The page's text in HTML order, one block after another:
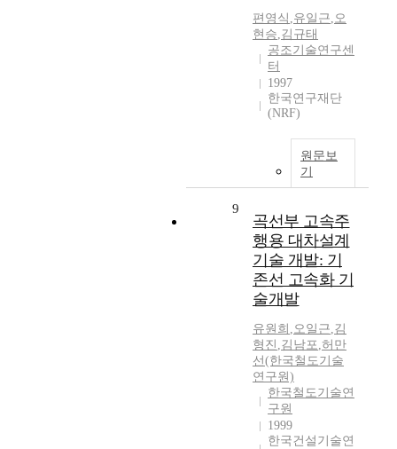
편영식 ,유일근,오
현승,김규태
공조기술연구센
터
1997
한국연구재단
(NRF)
원문보
기
9
곡선부 고속주
행용 대차설계
기술 개발: 기
존선 고속화 기
술개발
유원희 ,오일근,김
형진 ,김남포,허만
선(한국철도기술
연구원)
한국철도기술연
구원
1999
한국건설기술연